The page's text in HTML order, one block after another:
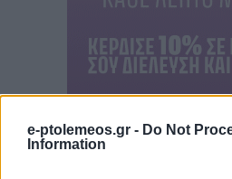
e-ptolemeos.gr - Do Not
Information